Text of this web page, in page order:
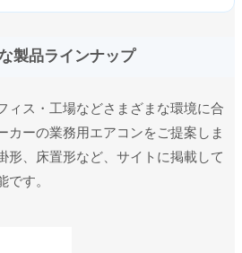
製品ラインナップ
ィス・工場などさまざまな環境に合
カーの業務用エアコンをご提案しま
形、床置形など、サイトに掲載して
です。